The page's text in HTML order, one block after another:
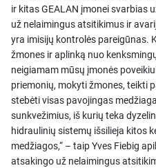
ir kitas GEALAN įmonei svarbias
už nelaimingus atsitikimus ir
yra imisijų kontrolės pareigūnas.
žmones ir aplinką nuo
neigiamam mūsų įmonės
priemonių, mokyti žmones, teikti
stebėti visas pavojingas
sunkvežimius, iš kurių teka
hidraulinių sistemų išsilieja kitos
medžiagos,“ – taip Yves Fiebig
atsakingo už nelaimingus